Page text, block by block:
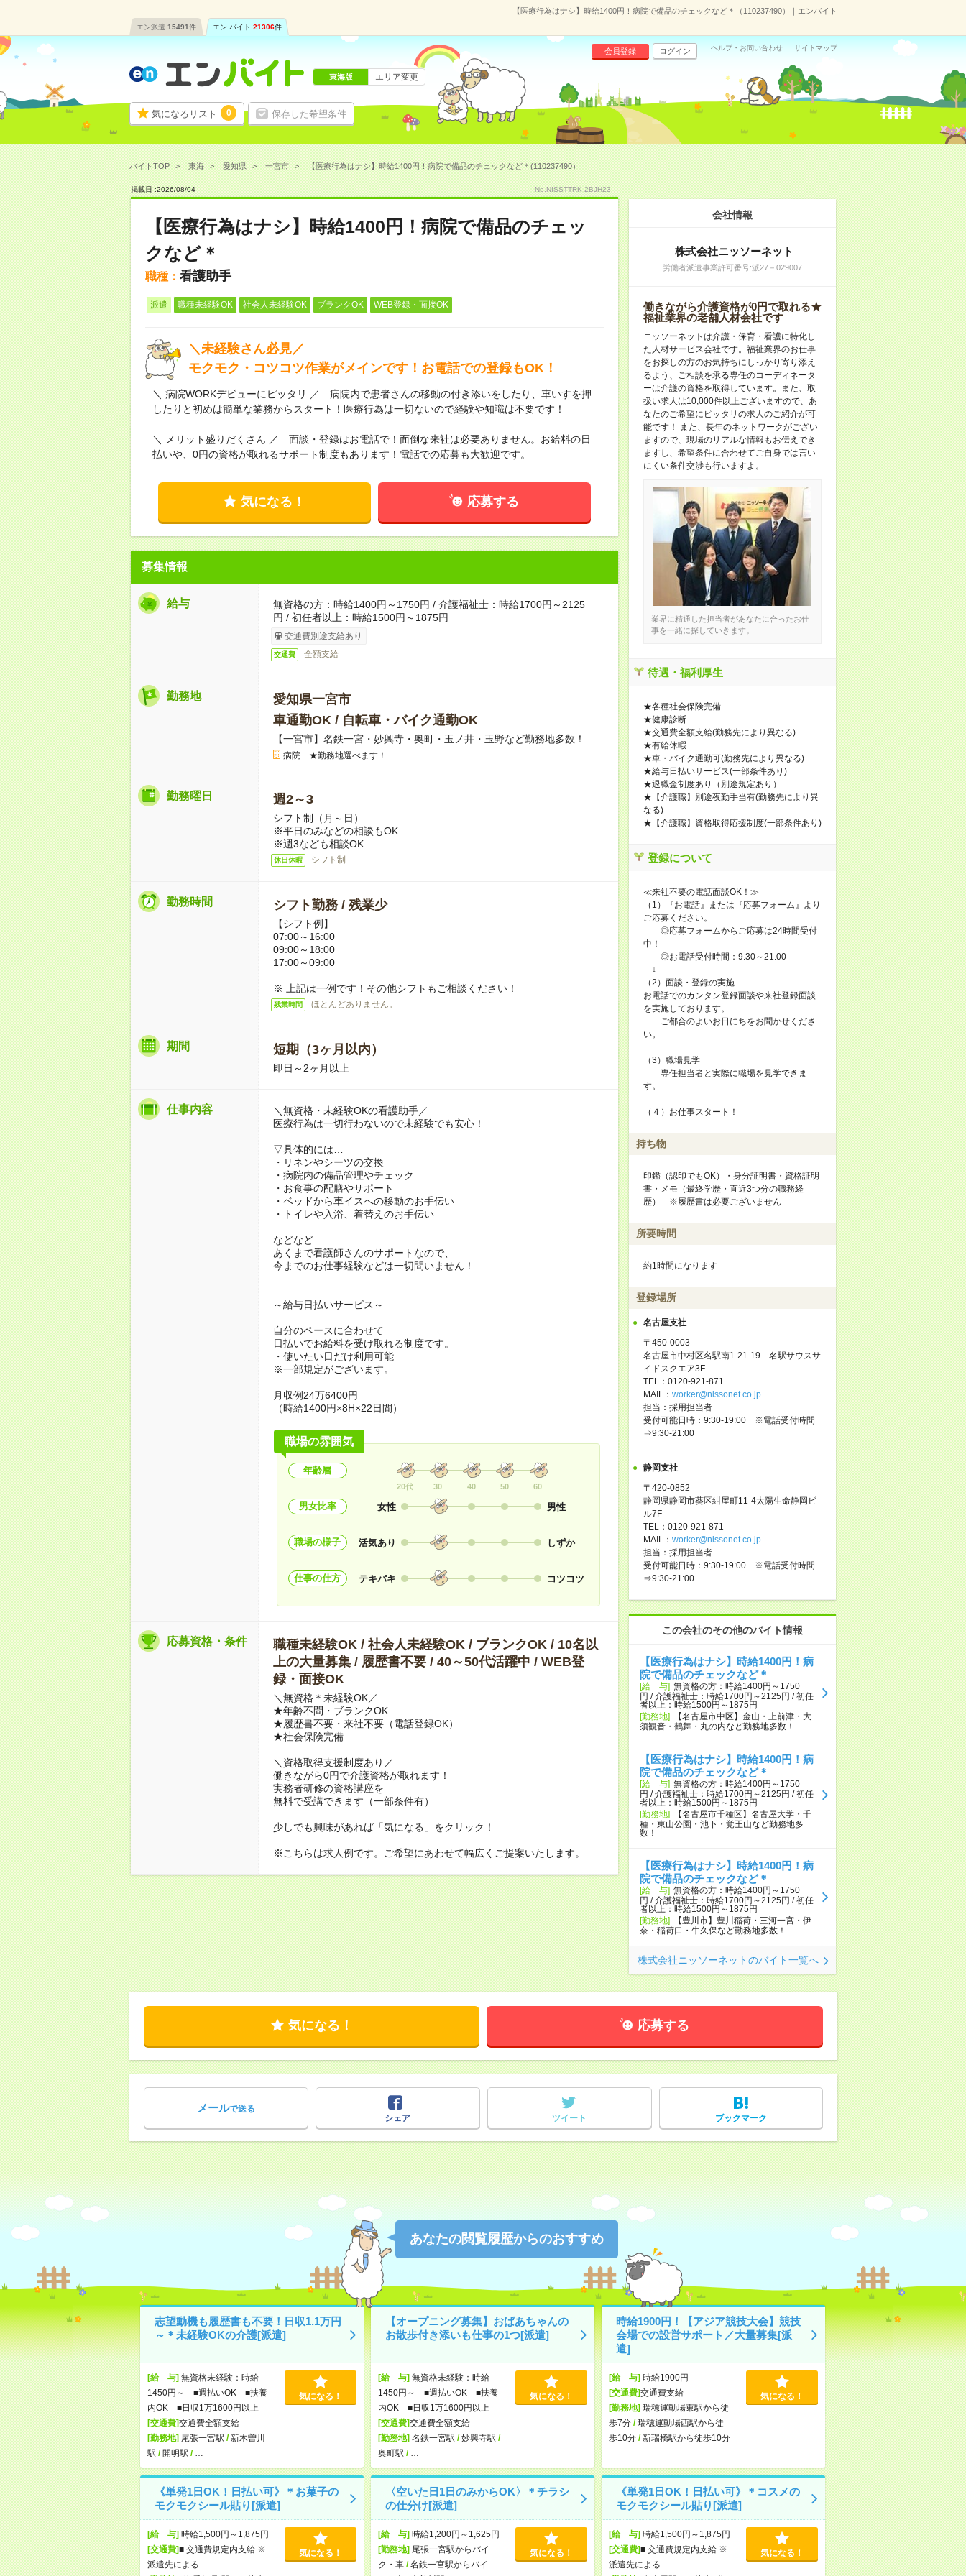
【医療行為はナシ】時給1400円！病院で備品のチェックなど＊（110237490）｜エンバイト
エン派遣 15491件 エン バイト 21306件
気になるリスト 0 保存した希望条件
会員登録 ログイン ヘルプ・お問い合わせ サイトマップ
東海版 エリア変更
バイトTOP 東海 愛知県 一宮市 【医療行為はナシ】時給1400円！病院で備品のチェックなど＊(110237490）
掲載日 :2026/08/04 No.NISSTTRK-2BJH23
【医療行為はナシ】時給1400円！病院で備品のチェッ
クなど＊
職種： 看護助手
派遣 職種未経験OK 社会人未経験OK ブランクOK WEB登録・面接OK
＼未経験さん必見／
モクモク・コツコツ作業がメインです！お電話での登録もOK！
＼ 病院WORKデビューにピッタリ ／ 病院内で患者さんの移動の付き添いをしたり、車いすを押
したりと初めは簡単な業務からスタート！医療行為は一切ないので経験や知識は不要です！
＼ メリット盛りだくさん ／ 面談・登録はお電話で！面倒な来社は必要ありません。お給料の日
払いや、0円の資格が取れるサポート制度もあります！電話での応募も大歓迎です。
気になる！ 応募する
募集情報
給与
無資格の方：時給1400円～1750円 / 介護福祉士：時給1700円～2125
円 / 初任者以上：時給1500円～1875円
交通費別途支給あり
交通費 全額支給
勤務地
愛知県一宮市
車通勤OK / 自転車・バイク通勤OK
【一宮市】名鉄一宮・妙興寺・奥町・玉ノ井・玉野など勤務地多数！
病院 ★勤務地選べます！
勤務曜日 週2～3
シフト制（月～日）
※平日のみなどの相談もOK
※週3なども相談OK
休日休暇 シフト制
勤務時間 シフト勤務 / 残業少
【シフト例】
07:00～16:00
09:00～18:00
17:00～09:00
※ 上記は一例です！その他シフトもご相談ください！
残業時間 ほとんどありません。
期間 短期（3ヶ月以内）
即日～2ヶ月以上
仕事内容
＼無資格・未経験OKの看護助手／
医療行為は一切行わないので未経験でも安心！
▽具体的には…
・リネンやシーツの交換
・病院内の備品管理やチェック
・お食事の配膳やサポート
・ベッドから車イスへの移動のお手伝い
・トイレや入浴、着替えのお手伝い
などなど
あくまで看護師さんのサポートなので、
今までのお仕事経験などは一切問いません！
～給与日払いサービス～
自分のペースに合わせて
日払いでお給料を受け取れる制度です。
・使いたい日だけ利用可能
※一部規定がございます。
月収例24万6400円
（時給1400円×8H×22日間）
職場の雰囲気
年齢層
20代 30 40 50 60
男女比率 女性 男性
職場の様子 活気あり しずか
仕事の仕方 テキパキ コツコツ
応募資格・条件
職種未経験OK / 社会人未経験OK / ブランクOK / 10名以
上の大量募集 / 履歴書不要 / 40～50代活躍中 / WEB登
録・面接OK
＼無資格＊未経験OK／
★年齢不問・ブランクOK
★履歴書不要・来社不要（電話登録OK）
★社会保険完備
＼資格取得支援制度あり／
働きながら0円で介護資格が取れます！
実務者研修の資格講座を
無料で受講できます（一部条件有）
少しでも興味があれば「気になる」をクリック！
※こちらは求人例です。ご希望にあわせて幅広くご提案いたします。
会社情報
株式会社ニッソーネット
労働者派遣事業許可番号:派27－029007
働きながら介護資格が0円で取れる★
福祉業界の老舗人材会社です
ニッソーネットは介護・保育・看護に特化し
た人材サービス会社です。福祉業界のお仕事
をお探しの方のお気持ちにしっかり寄り添え
るよう、ご相談を承る専任のコーディネータ
ーは介護の資格を取得しています。また、取
扱い求人は10,000件以上ございますので、あ
なたのご希望にピッタリの求人のご紹介が可
能です！ また、長年のネットワークがござい
ますので、現場のリアルな情報もお伝えでき
ますし、希望条件に合わせてご自身では言い
にくい条件交渉も行いますよ。
業界に精通した担当者があなたに合ったお仕
事を一緒に探していきます。
待遇・福利厚生
★各種社会保険完備
★健康診断
★交通費全額支給(勤務先により異なる)
★有給休暇
★車・バイク通勤可(勤務先により異なる)
★給与日払いサービス(一部条件あり)
★退職金制度あり（別途規定あり）
★【介護職】別途夜勤手当有(勤務先により異
なる)
★【介護職】資格取得応援制度(一部条件あり)
登録について
≪来社不要の電話面談OK！≫
（1）『お電話』または『応募フォーム』より
ご応募ください。
◎応募フォームからご応募は24時間受付
中！
◎お電話受付時間：9:30～21:00
↓
（2）面談・登録の実施
お電話でのカンタン登録面談や来社登録面談
を実施しております。
ご都合のよいお日にちをお聞かせくださ
い。
（3）職場見学
専任担当者と実際に職場を見学できま
す。
（４）お仕事スタート！
持ち物
印鑑（認印でもOK）・身分証明書・資格証明
書・メモ（最終学歴・直近3つ分の職務経
歴） ※履歴書は必要ございません
所要時間
約1時間になります
登録場所
名古屋支社
〒450-0003
名古屋市中村区名駅南1-21-19 名駅サウスサ
イドスクエア3F
TEL：0120-921-871
MAIL： worker@nissonet.co.jp
担当：採用担当者
受付可能日時：9:30-19:00 ※電話受付時間
⇒9:30-21:00
静岡支社
〒420-0852
静岡県静岡市葵区紺屋町11-4太陽生命静岡ビ
ル7F
TEL：0120-921-871
MAIL： worker@nissonet.co.jp
担当：採用担当者
受付可能日時：9:30-19:00 ※電話受付時間
⇒9:30-21:00
この会社のその他のバイト情報
【医療行為はナシ】時給1400円！病
院で備品のチェックなど＊
[給 与] 無資格の方：時給1400円～1750
円 / 介護福祉士：時給1700円～2125円 / 初任
者以上：時給1500円～1875円
[勤務地]
【名古屋市中区】金山・上前津・大
須観音・鶴舞・丸の内など勤務地多数！
【医療行為はナシ】時給1400円！病
院で備品のチェックなど＊
[給 与] 無資格の方：時給1400円～1750
円 / 介護福祉士：時給1700円～2125円 / 初任
者以上：時給1500円～1875円
[勤務地]
【名古屋市千種区】名古屋大学・千
種・東山公園・池下・覚王山など勤務地多
数！
【医療行為はナシ】時給1400円！病
院で備品のチェックなど＊
[給 与] 無資格の方：時給1400円～1750
円 / 介護福祉士：時給1700円～2125円 / 初任
者以上：時給1500円～1875円
[勤務地]
【豊川市】豊川稲荷・三河一宮・伊
奈・稲荷口・牛久保など勤務地多数！
株式会社ニッソーネットのバイト一覧へ
気になる！ 応募する
メールで送る
シェア
ツイート ブックマーク
あなたの閲覧履歴からのおすすめ
志望動機も履歴書も不要！日収1.1万円
～＊未経験OKの介護[派遣]
[給 与]無資格未経験：時給
1450円～ ■週払いOK ■扶養
内OK ■日収1万1600円以上
[交通費]交通費全額支給
[勤務地]尾張一宮駅 /新木曽川
駅 /開明駅 /
気になる！
【オープニング募集】おばあちゃんの
お散歩付き添いも仕事の1つ[派遣]
[給 与]無資格未経験：時給
1450円～ ■週払いOK ■扶養
内OK ■日収1万1600円以上
[交通費]交通費全額支給
[勤務地]名鉄一宮駅 /妙興寺駅 /
奥町駅 /
気になる！
時給1900円！【アジア競技大会】競技
会場での設営サポート／大量募集[派
遣]
[給 与]時給1900円
[交通費]交通費支給
[勤務地]瑞穂運動場東駅から徒
歩7分/瑞穂運動場西駅から徒
歩10分/新瑞橋駅から徒歩10分
気になる！
《単発1日OK！日払い可》＊お菓子の
モクモクシール貼り[派遣]
[給 与]時給1,500円～1,875円
[交通費]■ 交通費規定内支給 ※
派遣先による
気になる！
〈空いた日1日のみからOK〉＊チラシ
の仕分け[派遣]
[給 与]時給1,200円～1,625円
[勤務地]尾張一宮駅からバイ
ク・車/名鉄一宮駅からバイ
気になる！
《単発1日OK！日払い可》＊コスメの
モクモクシール貼り[派遣]
[給 与]時給1,500円～1,875円
[交通費]■ 交通費規定内支給 ※
派遣先による
気になる！